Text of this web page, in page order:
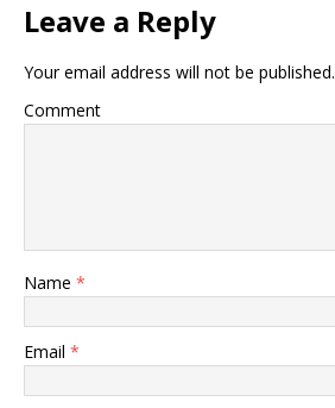
Leave a Reply
Your email address will not be published.
Comment
Name *
Email *